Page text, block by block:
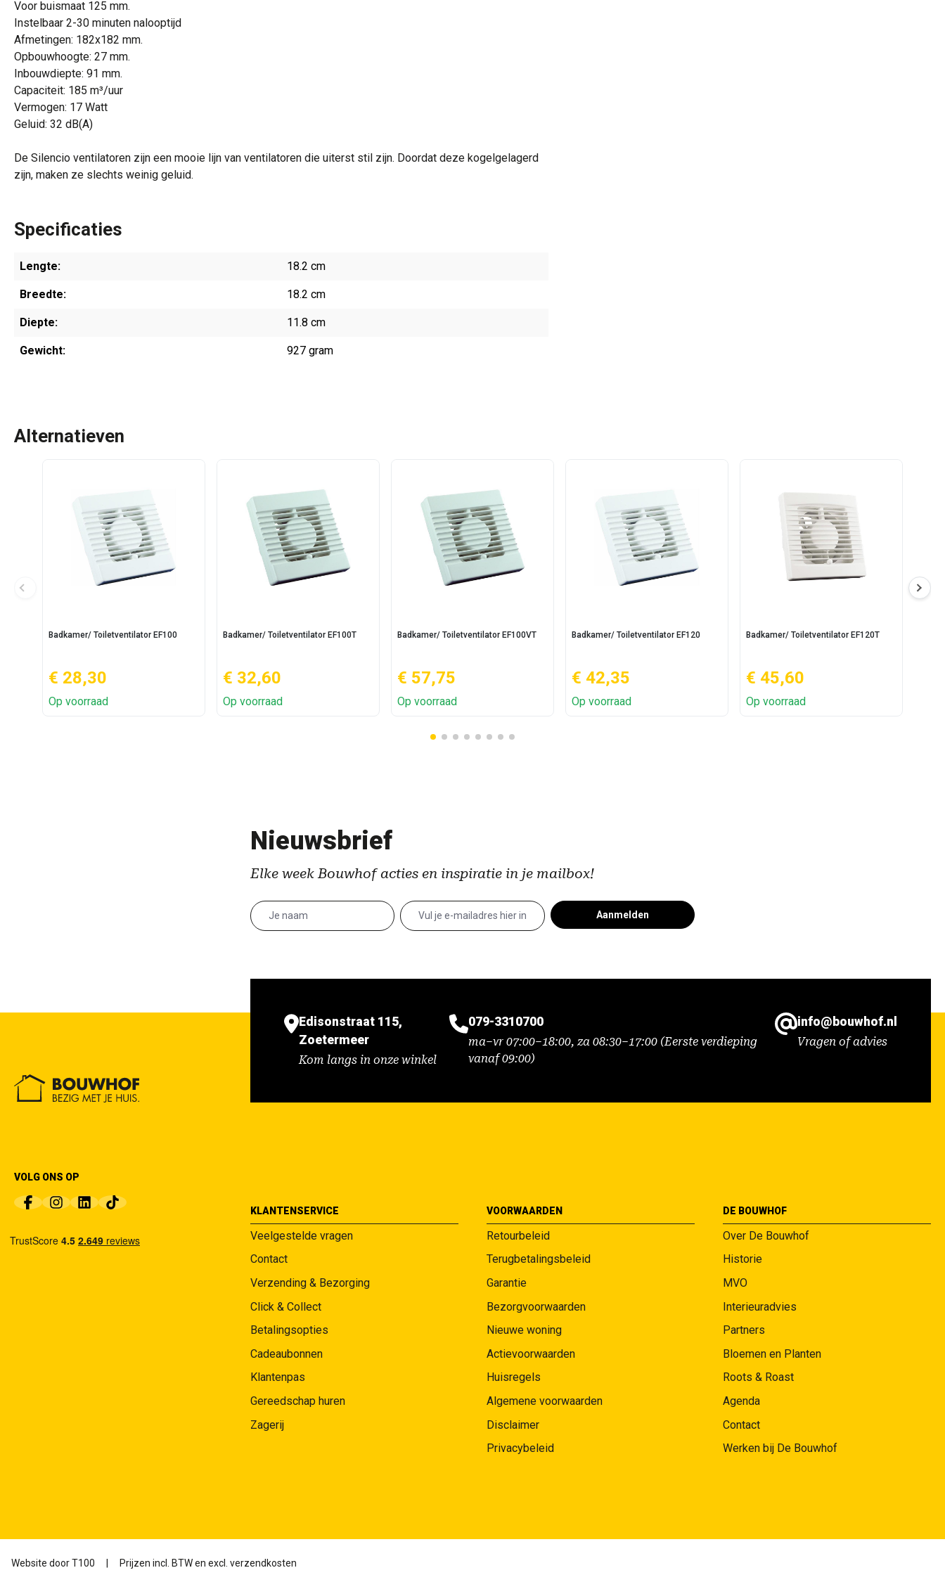
Voor buismaat 125 mm.
Instelbaar 2-30 minuten nalooptijd
Afmetingen: 182x182 mm.
Opbouwhoogte: 27 mm.
Inbouwdiepte: 91 mm.
Capaciteit: 185 m³/uur
Vermogen: 17 Watt
Geluid: 32 dB(A)
De Silencio ventilatoren zijn een mooie lijn van ventilatoren die uiterst stil zijn. Doordat deze kogelgelagerd
zijn, maken ze slechts weinig geluid.
Specificaties
Lengte: 18.2 cm
Breedte: 18.2 cm
Diepte: 11.8 cm
Gewicht: 927 gram
Alternatieven
Badkamer/ Toiletventilator EF100
€ 28,30
Op voorraad
Badkamer/ Toiletventilator EF100T
€ 32,60
Op voorraad
Badkamer/ Toiletventilator EF100VT
€ 57,75
Op voorraad
Badkamer/ Toiletventilator EF120
€ 42,35
Op voorraad
Badkamer/ Toiletventilator EF120T
€ 45,60
Op voorraad
Nieuwsbrief
Elke week Bouwhof acties en inspiratie in je mailbox!
Aanmelden
Edisonstraat 115,
Zoetermeer
Kom langs in onze winkel
079-3310700
ma–vr 07:00–18:00, za 08:30–17:00 (Eerste verdieping
vanaf 09:00)
info@bouwhof.nl
Vragen of advies
VOLG ONS OP
KLANTENSERVICE
Veelgestelde vragen
Contact
Verzending & Bezorging
Click & Collect
Betalingsopties
Cadeaubonnen
Klantenpas
Gereedschap huren
Zagerij
VOORWAARDEN
Retourbeleid
Terugbetalingsbeleid
Garantie
Bezorgvoorwaarden
Nieuwe woning
Actievoorwaarden
Huisregels
Algemene voorwaarden
Disclaimer
Privacybeleid
DE BOUWHOF
Over De Bouwhof
Historie
MVO
Interieuradvies
Partners
Bloemen en Planten
Roots & Roast
Agenda
Contact
Werken bij De Bouwhof
Website doorT100 Prijzen incl. BTW en excl. verzendkosten